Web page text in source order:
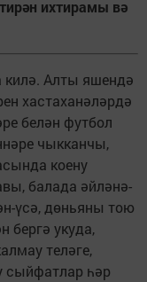
ихтирамы вә
килә. Алты яшендә
хастаханәләрдә
белән футбол
чыкканчы,
коену
балада әйләнә-
үсә, дөньяны тою
бергә укуда,
теләге,
сыйфатлар һәр